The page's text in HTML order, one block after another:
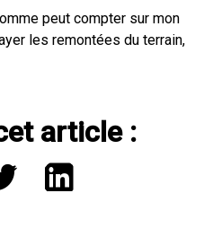
peut compter sur mon
les remontées du terrain,
article :